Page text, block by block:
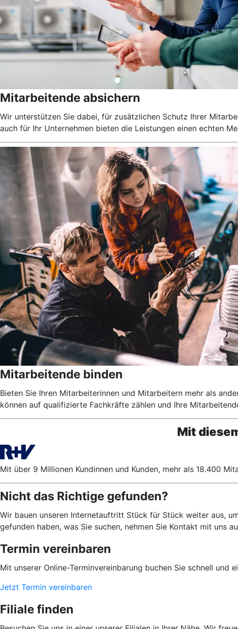
Mitarbeitende absichern
Wir unterstützen Sie dabei, für zusätzlichen Schutz Ihrer
auch für Ihr Unternehmen bieten die Leistungen einen echten
Mitarbeitende binden
Bieten Sie Ihren Mitarbeiterinnen und Mitarbeitern mehr als
können auf qualifizierte Fachkräfte zählen und Ihre
Mit
Mit über 9 Millionen Kundinnen und Kunden, mehr als 18.400
Nicht das Richtige gefunden?
Wir bauen unseren Internetauftritt Stück für Stück weiter aus,
gefunden haben, was Sie suchen, nehmen Sie Kontakt mit uns
Termin vereinbaren
Mit unserer Online-Terminvereinbarung buchen Sie schnell und
Jetzt Termin vereinbaren
Filiale finden